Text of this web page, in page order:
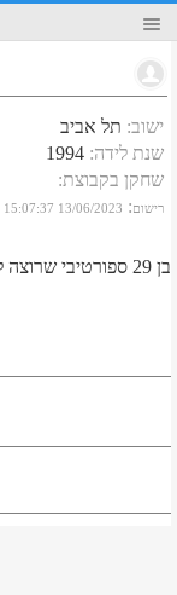
ישוב: תל אביב
שנת לידה:
1994
שחקן בקבוצת:
רישום:
13/06/2023 15:07:37
בן 29 ספורטיבי שרוצה להשתפר בכדורגל